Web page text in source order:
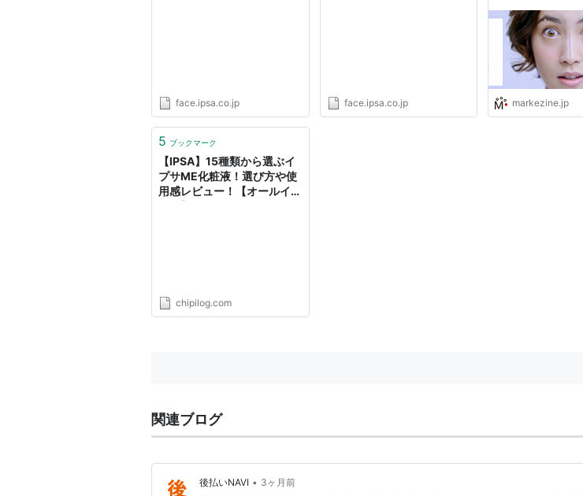
face.ipsa.co.jp face.ipsa.co.jp markezine.jp
5 ブックマーク
【IPSA】15種類から選ぶイ
プサME化粧液！選び方や使
用感レビュー！【オールイン
chipilog.com
関連ブログ
後払いNAVI • 3ヶ月前